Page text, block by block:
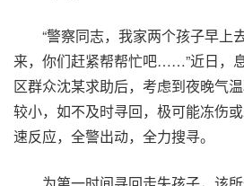
“警察同志，我家两个孩子早上
来，你们赶紧帮帮忙吧……”近日，
区群众沈某求助后，考虑到夜晚气
较小，如不及时寻回，极可能冻伤
速反应，全警出动，全力搜寻。